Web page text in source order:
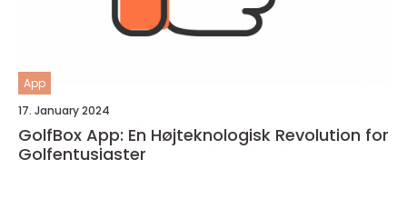
App
17. January 2024
GolfBox App: En Højteknologisk Revolution for
Golfentusiaster